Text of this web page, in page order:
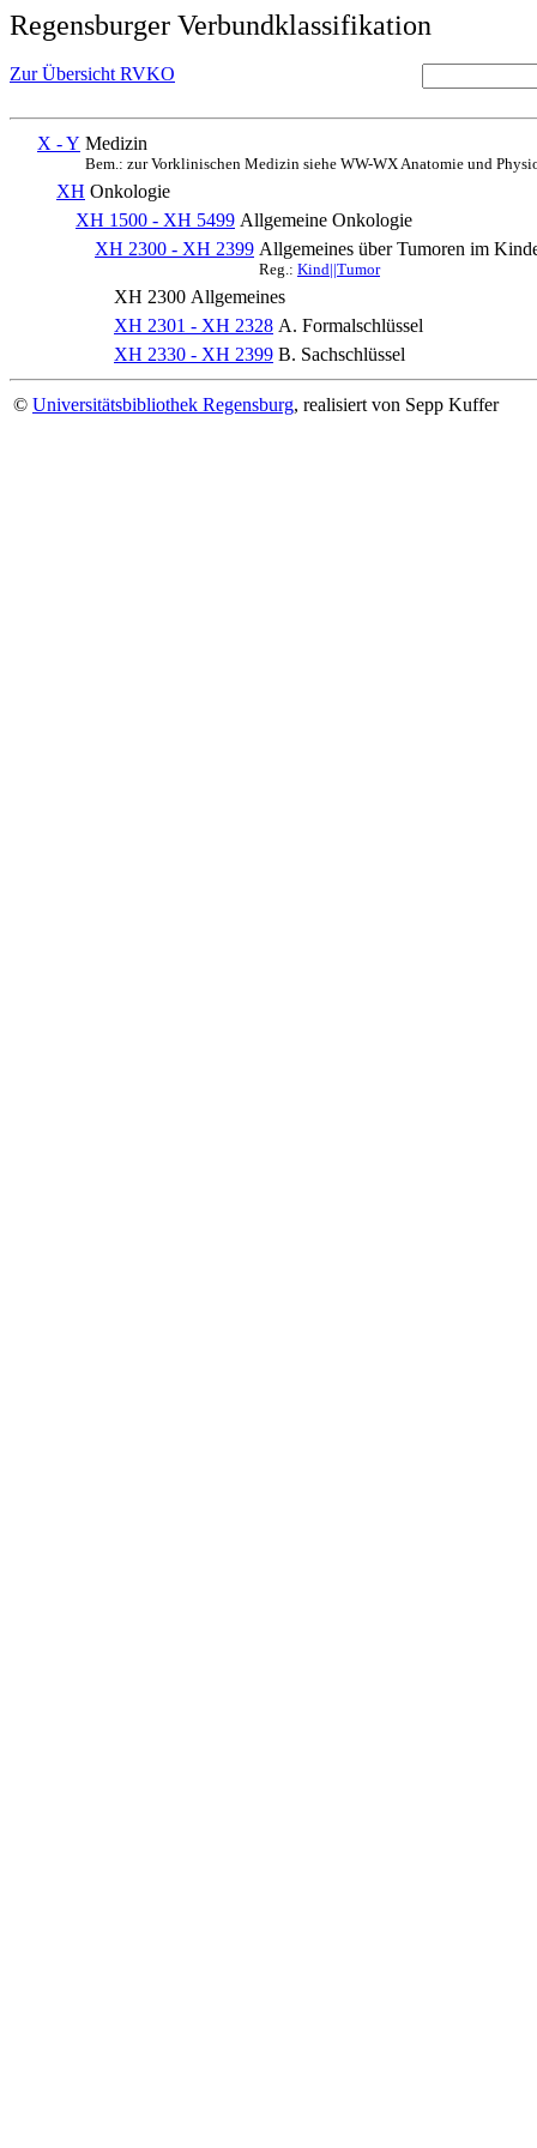
Regensburger Verbundklassifikation
Zur Übersicht RVKO
X - Y Medizin
Bem.: zur Vorklinischen Medizin siehe WW-WX Anatomie und
XH Onkologie
XH 1500 - XH 5499 Allgemeine Onkologie
XH 2300 - XH 2399 Allgemeines über Tumoren im
Reg.: Kind||Tumor
XH 2300 Allgemeines
XH 2301 - XH 2328 A. Formalschlüssel
XH 2330 - XH 2399 B. Sachschlüssel
© Universitätsbibliothek Regensburg, realisiert von Sepp Kuffer